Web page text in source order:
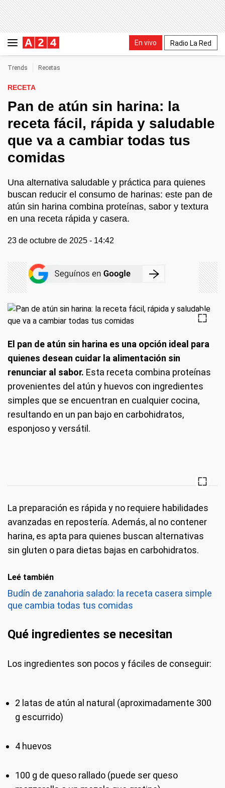
En vivo Radio La Red
Trends Recetas
RECETA
Pan de atún sin harina: la
receta fácil, rápida y saludable
que va a cambiar todas tus
comidas
Una alternativa saludable y práctica para quienes
buscan reducir el consumo de harinas: este pan de
atún sin harina combina proteínas, sabor y textura
en una receta rápida y casera.
23 de octubre de 2025 - 14:42
El pan de atún sin harina es una opción ideal para
quienes desean cuidar la alimentación sin
renunciar al sabor. Esta receta combina proteínas
provenientes del atún y huevos con ingredientes
simples que se encuentran en cualquier cocina,
resultando en un pan bajo en carbohidratos,
esponjoso y versátil.
La preparación es rápida y no requiere habilidades
avanzadas en repostería. Además, al no contener
harina, es apta para quienes buscan alternativas
sin gluten o para dietas bajas en carbohidratos.
Leé también
Budín de zanahoria salado: la receta casera simple
que cambia todas tus comidas
Qué ingredientes se necesitan
Los ingredientes son pocos y fáciles de conseguir:
2 latas de atún al natural (aproximadamente 300
g escurrido)
4 huevos
100 g de queso rallado (puede ser queso